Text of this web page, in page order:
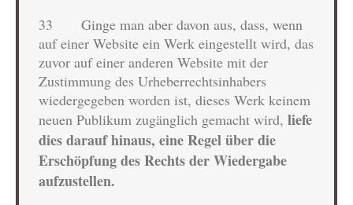
33 Ginge man aber davon aus, dass, wenn
auf einer Website ein Werk eingestellt wird, das
zuvor auf einer anderen Website mit der
Zustimmung des Urheberrechtsinhabers
wiedergegeben worden ist, dieses Werk keinem
neuen Publikum zugänglich gemacht wird, liefe
dies darauf hinaus, eine Regel über die
Erschöpfung des Rechts der Wiedergabe
aufzustellen.